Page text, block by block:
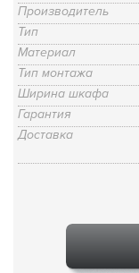
Производитель
Тип
Материал
Тип монтажа
Ширина шкафа
Гарантия
Доставка